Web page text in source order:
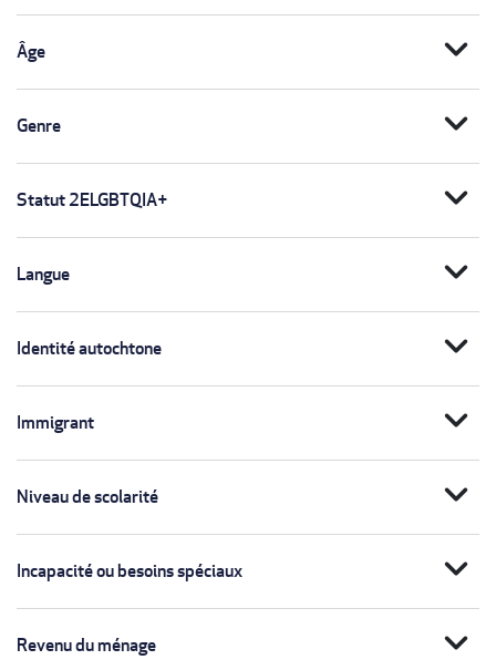
Âge expand_more
Genre expand_more
Statut 2ELGBTQIA+ expand_more
Langue expand_more
Identité autochtone expand_more
Immigrant expand_more
Niveau de scolarité expand_more
Incapacité ou besoins spéciaux expand_more
Revenu du ménage expand_more